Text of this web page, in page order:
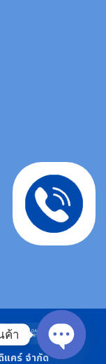
Bank
Transfer
Cash
On
แคร์ จำกัด
ค้า